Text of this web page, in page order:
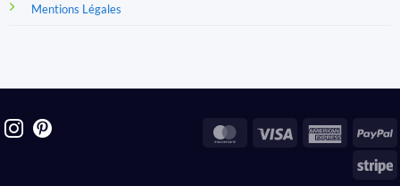
Mentions Légales
MasterCard
Visa
American